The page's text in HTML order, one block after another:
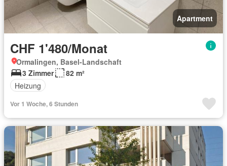
Apartment
CHF 1'480/Monat
Ormalingen, Basel-Landschaft
3 Zimmer
82 m²
Heizung
Vor 1 Woche, 6 Stunden